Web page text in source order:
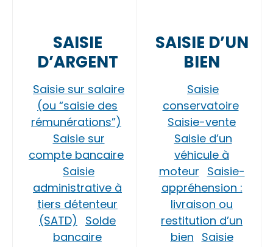
SAISIE
D’ARGENT
Saisie sur salaire
(ou “saisie des
rémunérations”)
Saisie sur
compte bancaire
Saisie
administrative à
tiers détenteur
(SATD)
Solde
bancaire
SAISIE D’UN
BIEN
Saisie
conservatoire
Saisie-vente
Saisie d’un
véhicule à
moteur Saisie-
appréhension :
livraison ou
restitution d’un
bien Saisie